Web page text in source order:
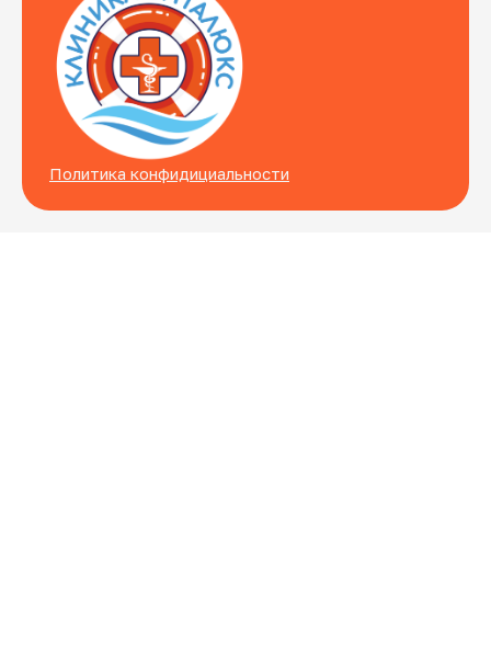
Политика конфидициальности